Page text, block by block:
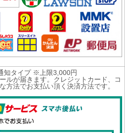
知タイプ ※上限3,000円
ルが届きます。クレジットカード、コ
方法でお支払い頂く決済方法です。